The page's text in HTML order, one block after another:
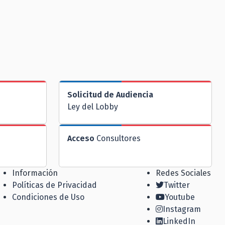
Solicitud de Audiencia
Ley del Lobby
Acceso Consultores
Información
Políticas de Privacidad
Condiciones de Uso
Redes Sociales
Twitter
Youtube
Instagram
LinkedIn